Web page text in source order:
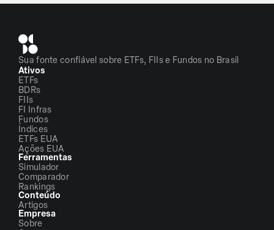
Sua fonte confiável sobre ETFs, FIIs e Fundos no Brasil
Ativos
ETFs
BDRs
FIIs
FI Infras
Fundos
Índices
ETFs EUA
Ações EUA
Ferramentas
Simulador
Comparador
Rankings
Conteúdo
Artigos
Empresa
Sobre